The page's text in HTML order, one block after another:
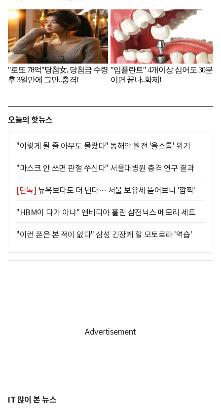
오늘의 핫뉴스
"이렇게 될 줄 아무도 몰랐다" 동해안 원전 '올스톱' 위기
"마스크 안 쓰면 관절 쑤신다" 서울대병원 충격 연구 결과
[단독] 뉴욕보다도 더 낸다… 서울 보유세 뜯어보니 '깜짝'
"HBM이 다가 아냐" 엔비디아 홀린 삼전닉스 메모리 세트
"이런 폰은 본 적이 없다" 삼성 긴장케 할 모토로라 '역습'
IT 많이 본 뉴스